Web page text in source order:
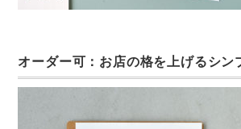
オーダー可：お店の格を上げるシン